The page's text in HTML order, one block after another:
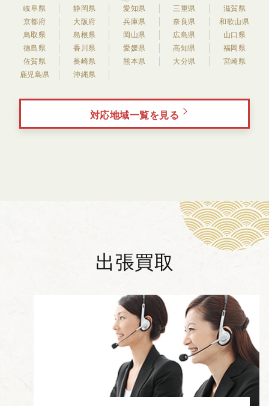
岐阜県
静岡県 愛知県 三重県
滋賀県
京都府
大阪府 兵庫県 奈良県
和歌山県
鳥取県
島根県 岡山県 広島県
山口県
徳島県
香川県 愛媛県 高知県
福岡県
佐賀県
長崎県 熊本県 大分県
宮崎県
鹿児島県
沖縄県
対応地域一覧を見る
出張買取